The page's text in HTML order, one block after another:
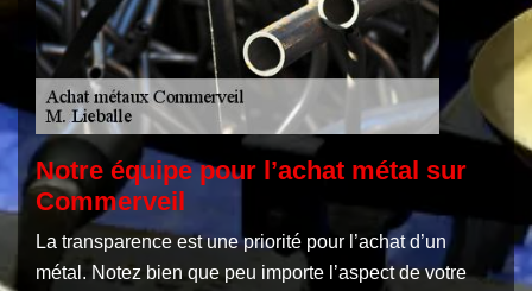
Notre équipe pour l’achat métal sur
Commerveil
La transparence est une priorité pour l’achat d’un
métal. Notez bien que peu importe l’aspect de votre